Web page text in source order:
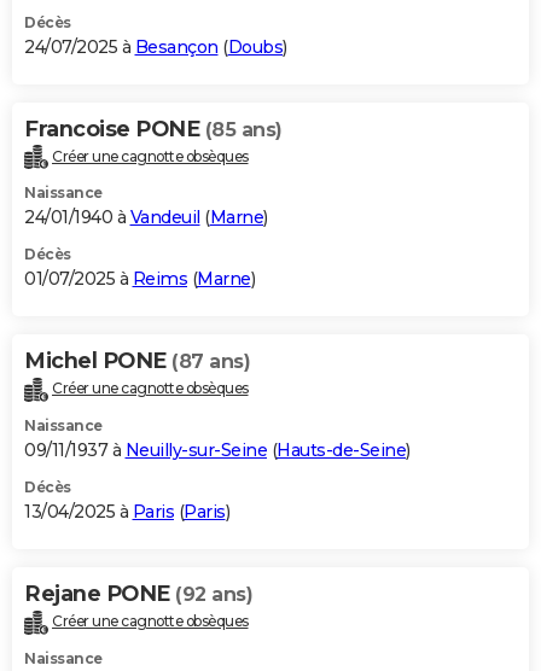
Décès
24/07/2025 à Besançon (Doubs)
Francoise PONE (85 ans)
Créer une cagnotte obsèques
Naissance
24/01/1940 à Vandeuil (Marne)
Décès
01/07/2025 à Reims (Marne)
Michel PONE (87 ans)
Créer une cagnotte obsèques
Naissance
09/11/1937 à Neuilly-sur-Seine (Hauts-de-Seine)
Décès
13/04/2025 à Paris (Paris)
Rejane PONE (92 ans)
Créer une cagnotte obsèques
Naissance